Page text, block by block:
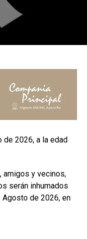
de 2026, a la edad
amigos y vecinos,
serán inhumados
Agosto de 2026, en